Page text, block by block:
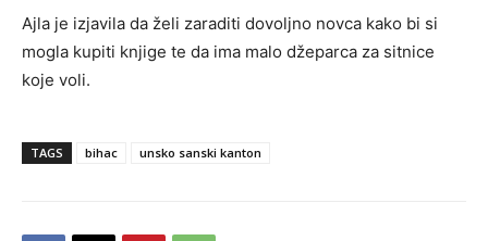
Ajla je izjavila da želi zaraditi dovoljno novca kako bi si
mogla kupiti knjige te da ima malo džeparca za sitnice
koje voli.
TAGS bihac unsko sanski kanton